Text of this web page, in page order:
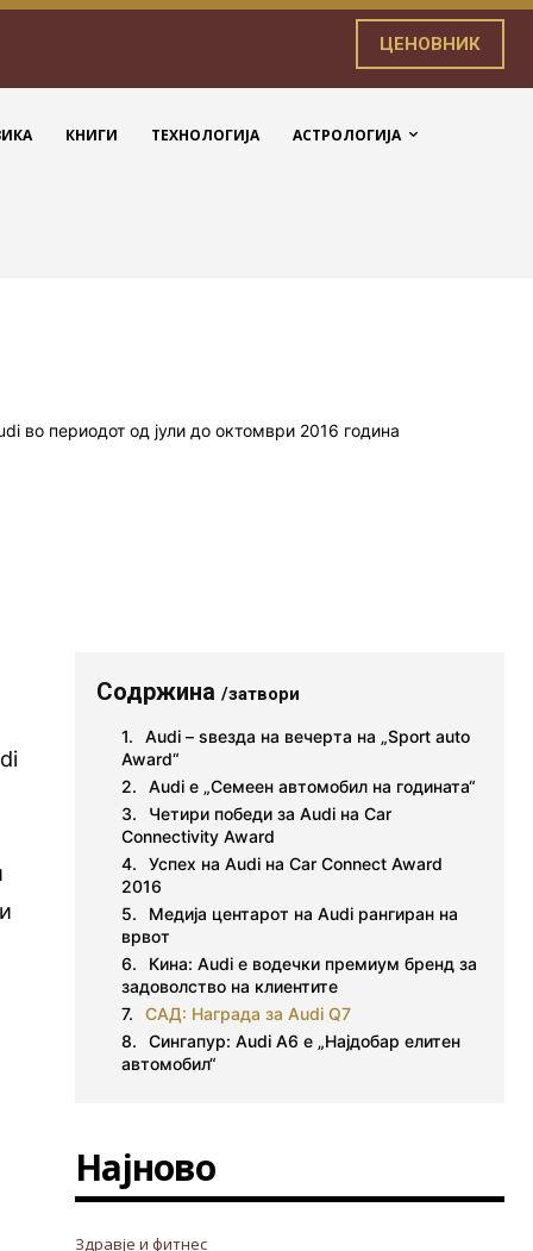
ЦЕНОВНИК
КНИГИ ТЕХНОЛОГИЈА АСТРОЛОГИЈА
Содржина/затвори
Audi – ѕвезда на вечерта на „Sport auto
Award“
Audi е „Семеен автомобил на годината“
Четири победи за Audi на Car
Connectivity Award
Успех на Audi на Car Connect Award
2016
Медија центарот на Audi рангиран на
врвот
Кина: Audi е водечки премиум бренд за
задоволство на клиентите
САД: Награда за Audi Q7
Сингапур: Audi A6 е „Најдобар елитен
автомобил“
Најново
Здравје и фитнес